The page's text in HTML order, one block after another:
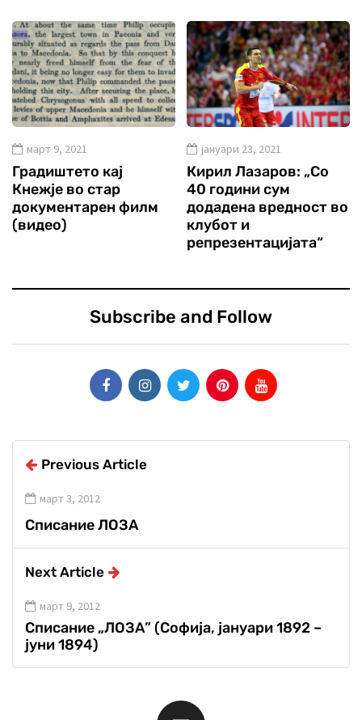
март 9, 2021
Градиштето кај
Кнежје во стар
документарен филм
(видео)
јануари 23, 2021
Кирил Лазаров: „Со
40 години сум
додадена вредност во
клубот и
репрезентацијата“
Subscribe and Follow
Previous Article
март 3, 2012
Списание ЛОЗА
Next Article
март 9, 2012
Списание „ЛОЗА” (Софија, јануари 1892 –
јуни 1894)